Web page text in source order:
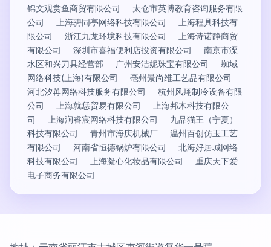
锦文观赏鱼商贸有限公司
太仓市英博教育咨询服务有限
公司
上海骋同亭网络科技有限公司
上海程具科技有
限公司
浙江九龙环境科技有限公司
上海诗诺静商贸
有限公司
深圳市喜福便利店投资有限公司
南京市溧
水区和兴刀具经营部
广州安洁妮珠宝有限公司
蜘域
网络科技(上海)有限公司
亳州景尚维工艺品有限公司
河北汐苒网络科技服务有限公司
杭州风翔制冷设备有限
公司
上海就恁贸易有限公司
上海邦木科技有限公
司
上海涧睿宸网络科技有限公司
九品猫王（宁夏）
科技有限公司
青州市海庆机械厂
温州百创仿玉工艺
有限公司
河南省恒德锅炉有限公司
北海好居城网络
科技有限公司
上海凝心化妆品有限公司
重庆天下爱
电子商务有限公司